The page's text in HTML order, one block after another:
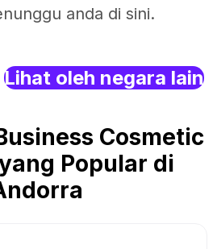
anda di sini.
Lihat oleh negara lain
Cosmetic
Popular di